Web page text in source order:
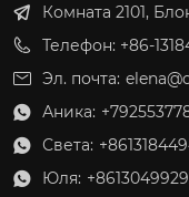
Комната 2101,
Телефон: +86-
Эл. почта:
 Аника:
 Света:
 Юля: